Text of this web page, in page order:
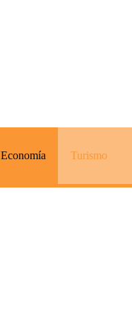
Economía Turismo